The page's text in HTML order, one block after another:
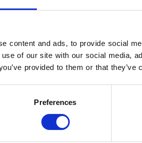
content and ads, to provide social
of our site with our social media,
provided to them or that
Preferences
✓
✓
✓
Läs mer
Rabatten fungerar endast
med andra erbjudanden.